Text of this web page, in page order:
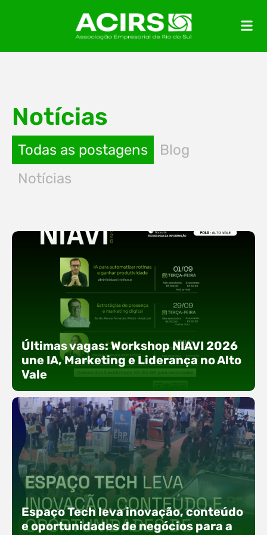
Notícias
Todas as postagens
Blog
Notícias
Últimas vagas: Workshop NIAVI 2026
une IA, Marketing e Liderança no Alto
Vale
Com o objetivo de impulsionar a produtividade, a
presença digital e a gestão nas empresas do
Alto Vale, o Núcleo de Tecnologia da Informação
(NIAVI), Polo ACATE-ACIRS, realiza a edição
Espaço Tech leva inovação, conteúdo
e oportunidades de negócios para a